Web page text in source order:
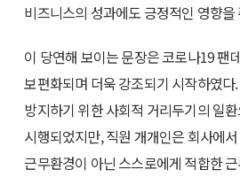
비즈니스의 성과에도 긍정적인 영향을
이 당연해 보이는 문장은 코로나19 팬
보편화되며 더욱 강조되기 시작하였
방지하기 위한 사회적 거리두기의 일
시행되었지만, 직원 개개인은 회사에
근무환경이 아닌 스스로에게 적합한